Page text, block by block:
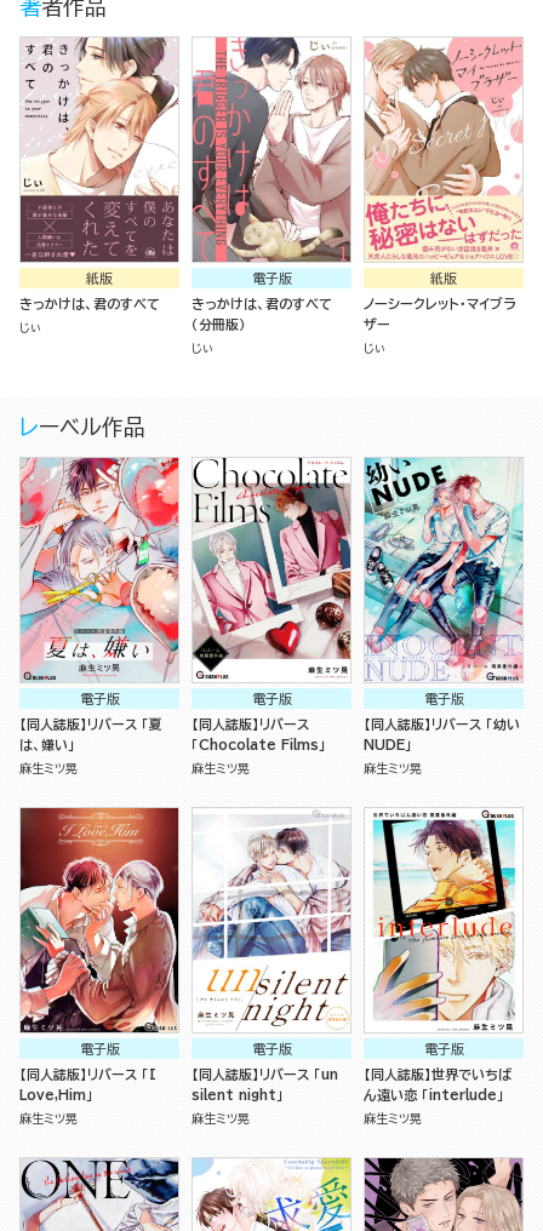
著者作品
紙版
きっかけは、君のすべて
じぃ
電子版
きっかけは、君のすべて
（分冊版）
じぃ
紙版
ノーシークレット・マイブラ
ザー
じぃ
レーベル作品
電子版
【同人誌版】リバース 「夏
は、嫌い」
麻生ミツ晃
電子版
【同人誌版】リバース
「Chocolate Films」
麻生ミツ晃
電子版
【同人誌版】リバース 「幼い
NUDE」
麻生ミツ晃
電子版
【同人誌版】リバース 「I
Love,Him」
麻生ミツ晃
電子版
【同人誌版】リバース 「un
silent night」
麻生ミツ晃
電子版
【同人誌版】世界でいちば
ん遠い恋 「interlude」
麻生ミツ晃